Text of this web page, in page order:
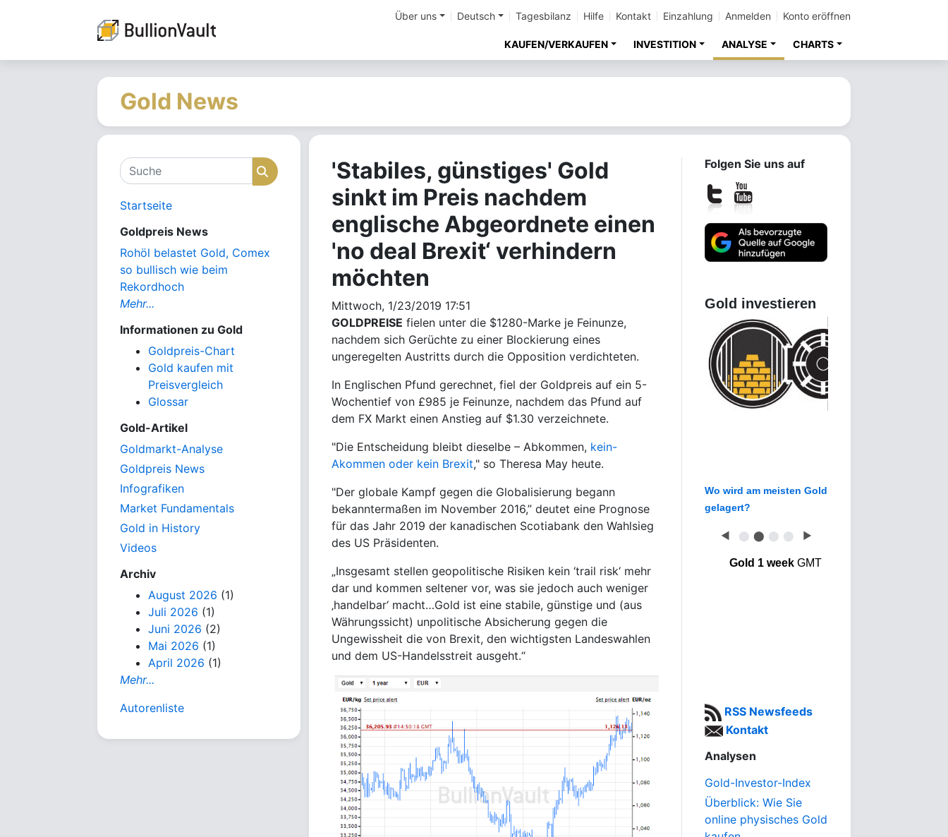
Über uns Deutsch Tagesbilanz Hilfe Kontakt Einzahlung Anmelden Konto eröffnen
KAUFEN/VERKAUFEN INVESTITION ANALYSE CHARTS
Gold News
Suche Suche
Startseite
Goldpreis News
Rohöl belastet Gold, Comex
so bullisch wie beim
Rekordhoch
Mehr...
Informationen zu Gold
Goldpreis-Chart
Gold kaufen mit
Preisvergleich
Glossar
Gold-Artikel
Goldmarkt-Analyse
Goldpreis News
Infografiken
Market Fundamentals
Gold in History
Videos
Archiv
August 2026 (1)
Juli 2026 (1)
Juni 2026 (2)
Mai 2026 (1)
April 2026 (1)
Mehr...
Autorenliste
'Stabiles, günstiges' Gold
sinkt im Preis nachdem
englische Abgeordnete einen
'no deal Brexit‘ verhindern
möchten
Mittwoch, 1/23/2019 17:51
GOLDPREISE fielen unter die $1280-Marke je Feinunze,
nachdem sich Gerüchte zu einer Blockierung eines
ungeregelten Austritts durch die Opposition verdichteten.
In Englischen Pfund gerechnet, fiel der Goldpreis auf ein 5-
Wochentief von £985 je Feinunze, nachdem das Pfund auf
dem FX Markt einen Anstieg auf $1.30 verzeichnete.
"Die Entscheidung bleibt dieselbe – Abkommen, kein-
Akommen oder kein Brexit," so Theresa May heute.
"Der globale Kampf gegen die Globalisierung begann
bekanntermaßen im November 2016,” deutet eine Prognose
für das Jahr 2019 der kanadischen Scotiabank den Wahlsieg
des US Präsidenten.
„Insgesamt stellen geopolitische Risiken kein ‘trail risk‘ mehr
dar und kommen seltener vor, was sie jedoch auch weniger
‚handelbar‘ macht…Gold ist eine stabile, günstige und (aus
Währungssicht) unpolitische Absicherung gegen die
Ungewissheit die von Brexit, den wichtigsten Landeswahlen
und dem US-Handelsstreit ausgeht.“
Folgen Sie uns auf
Gold investieren
Wo wird am meisten Gold
gelagert?
◀ ⬤ ⬤ ⬤ ⬤ ▶
Gold 1 weekGMT
RSS Newsfeeds
Kontakt
Analysen
Gold-Investor-Index
Überblick: Wie Sie
online physisches Gold